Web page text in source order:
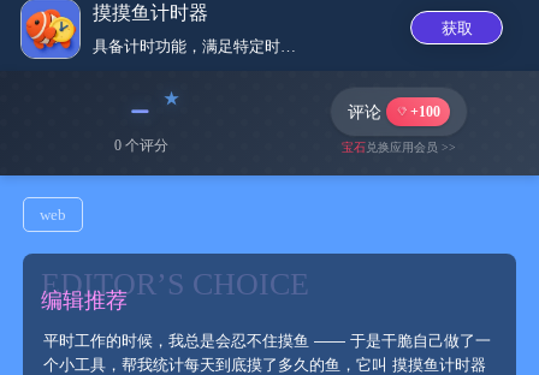
摸摸鱼计时器
具备计时功能，满足特定时间管理...
获取
﹣
0 个评分
评论 +100
宝石兑换应用会员 >>
web
EDITOR’S CHOICE
编辑推荐
平时工作的时候，我总是会忍不住摸鱼 —— 于是干脆自己做了一
个小工具，帮我统计每天到底摸了多久的鱼，它叫 摸摸鱼计时器